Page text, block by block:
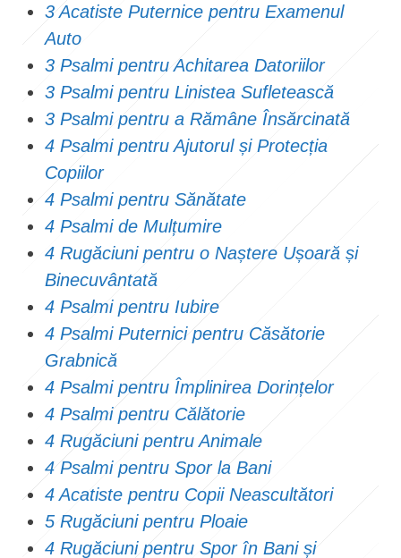
3 Acatiste Puternice pentru Examenul
Auto
3 Psalmi pentru Achitarea Datoriilor
3 Psalmi pentru Linistea Sufletească
3 Psalmi pentru a Rămâne Însărcinată
4 Psalmi pentru Ajutorul și Protecția
Copiilor
4 Psalmi pentru Sănătate
4 Psalmi de Mulțumire
4 Rugăciuni pentru o Naștere Ușoară și
Binecuvântată
4 Psalmi pentru Iubire
4 Psalmi Puternici pentru Căsătorie
Grabnică
4 Psalmi pentru Împlinirea Dorințelor
4 Psalmi pentru Călătorie
4 Rugăciuni pentru Animale
4 Psalmi pentru Spor la Bani
4 Acatiste pentru Copii Neascultători
5 Rugăciuni pentru Ploaie
4 Rugăciuni pentru Spor în Bani și